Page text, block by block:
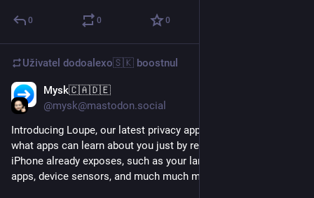
0 0 0
Uživatel dodoalexo🇸🇰 boostnul
Mysk🇨🇦🇩🇪
@mysk@mastodon.social
Introducing Loupe, our latest privacy app for iOS. Discover
what apps can learn about you just by reading data your
iPhone already exposes, such as your languages, installed
apps, device sensors, and much much more